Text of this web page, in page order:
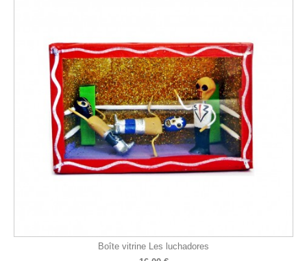
Boîte vitrine Les luchadores